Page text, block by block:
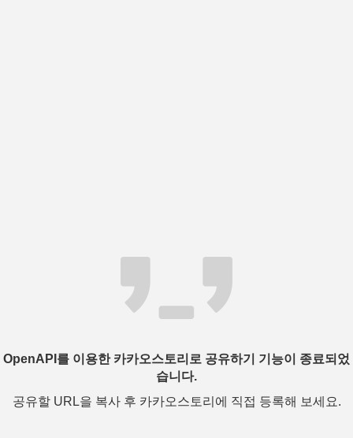
OpenAPI를 이용한 카카오스토리로 공유하기 기능이 종료되었
습니다.
공유할 URL을 복사 후 카카오스토리에 직접 등록해 보세요.